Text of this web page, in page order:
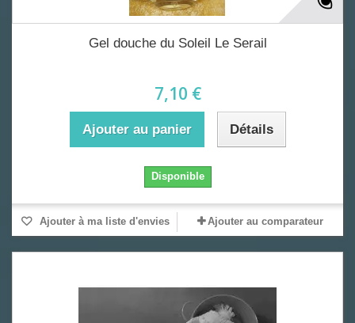
Gel douche du Soleil Le Serail
7,10 €
Ajouter au panier Détails
Disponible
Ajouter à ma liste d'envies Ajouter au comparateur